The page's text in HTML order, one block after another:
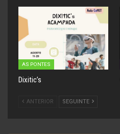
AS PONTES
Dixitic’s
ANTERIOR SEGUINTE